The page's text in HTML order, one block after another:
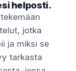
helposti.
jotka
ja miksi se
tarkasta